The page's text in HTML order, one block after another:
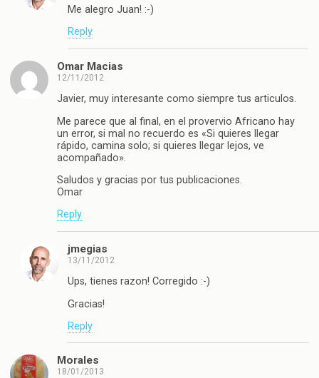
Me alegro Juan! :-)
Reply
Omar Macias
12/11/2012
Javier, muy interesante como siempre tus articulos.
Me parece que al final, en el provervio Africano hay
un error, si mal no recuerdo es «Si quieres llegar
rápido, camina solo; si quieres llegar lejos, ve
acompañado».
Saludos y gracias por tus publicaciones.
Omar
Reply
jmegias
13/11/2012
Ups, tienes razon! Corregido :-)
Gracias!
Reply
Morales
18/01/2013